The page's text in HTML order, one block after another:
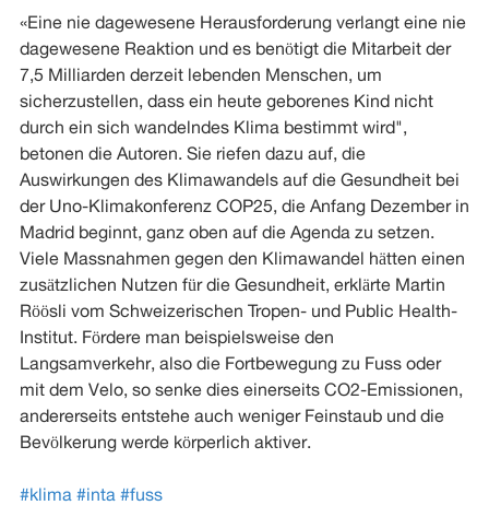
«Eine nie dagewesene Herausforderung verlangt eine nie
dagewesene Reaktion und es benötigt die Mitarbeit der
7,5 Milliarden derzeit lebenden Menschen, um
sicherzustellen, dass ein heute geborenes Kind nicht
durch ein sich wandelndes Klima bestimmt wird",
betonen die Autoren. Sie riefen dazu auf, die
Auswirkungen des Klimawandels auf die Gesundheit bei
der Uno-Klimakonferenz COP25, die Anfang Dezember in
Madrid beginnt, ganz oben auf die Agenda zu setzen.
Viele Massnahmen gegen den Klimawandel hätten einen
zusätzlichen Nutzen für die Gesundheit, erklärte Martin
Röösli vom Schweizerischen Tropen- und Public Health-
Institut. Fördere man beispielsweise den
Langsamverkehr, also die Fortbewegung zu Fuss oder
mit dem Velo, so senke dies einerseits CO2-Emissionen,
andererseits entstehe auch weniger Feinstaub und die
Bevölkerung werde körperlich aktiver.
#klima#inta#fuss